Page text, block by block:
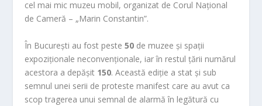
cel mai mic muzeu mobil, organizat de Corul Național
de Cameră – „Marin Constantin”.
În București au fost peste50 de muzee și spații
expoziționale neconvenționale, iar în restul țării numărul
acestora a depășit 150. Această ediție a stat și sub
semnul unei serii de proteste manifest care au avut ca
scop tragerea unui semnal de alarmă în legătură cu